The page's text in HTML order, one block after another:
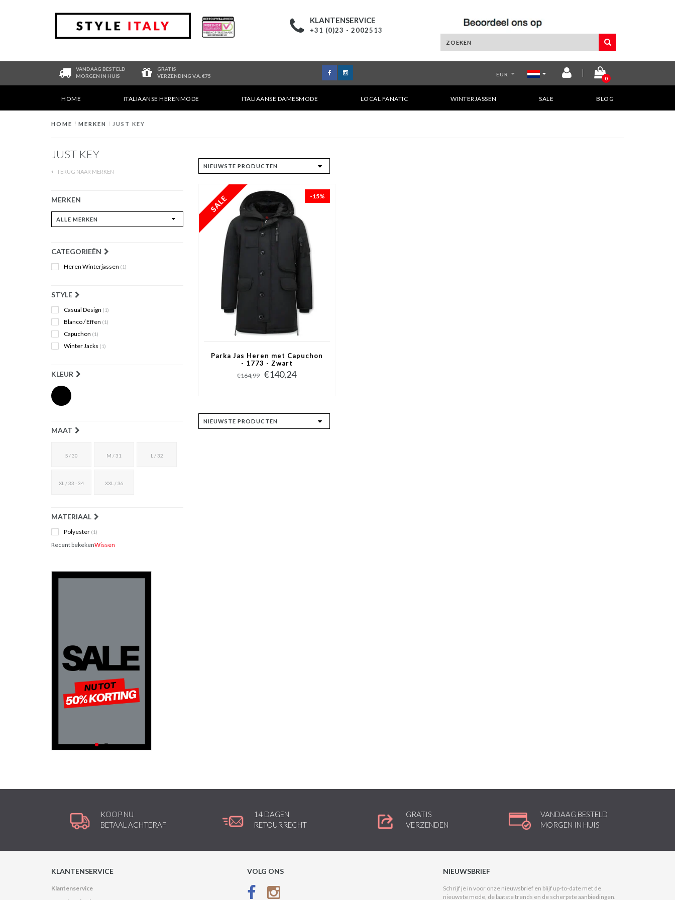
KLANTENSERVICE
+31 (0)23 - 2002513
VANDAAG BESTELD
MORGEN IN HUIS
GRATIS
VERZENDING V.A. €75
EUR
0
HOME ITALIAANSE HERENMODE ITALIAANSE DAMESMODE LOCAL FANATIC WINTERJASSEN SALE BLOG
HOME / MERKEN / JUST KEY
JUST KEY
TERUG NAAR MERKEN
MERKEN
CATEGORIEËN
Heren Winterjassen (1)
STYLE
Casual Design (1)
Blanco / Effen (1)
Capuchon (1)
Winter Jacks (1)
KLEUR
MAAT
S / 30 M / 31 L / 32
XL / 33 - 34 XXL / 36
MATERIAAL
Polyester (1)
Recent bekekenWissen
-15%
Parka Jas Heren met Capuchon
- 1773 - Zwart
€164,99 €140,24
KOOP NU
BETAAL ACHTERAF
14 DAGEN
RETOURRECHT
GRATIS
VERZENDEN
VANDAAG BESTELD
MORGEN IN HUIS
KLANTENSERVICE
Klantenservice
VOLG ONS NIEUWSBRIEF
Schrijf je in voor onze nieuwsbrief en blijf up-to-date met de
nieuwste mode, de laatste trends en de scherpste aanbiedingen.